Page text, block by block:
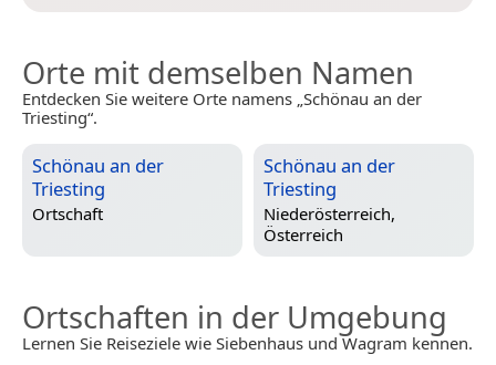
Orte mit demselben Namen
Entdecken Sie weitere Orte namens „Schönau an der
Triesting“.
Schönau an der
Triesting
Ortschaft
Schönau an der
Triesting
Niederösterreich,
Österreich
Ortschaften in der Umgebung
Lernen Sie Reiseziele wie Siebenhaus und Wagram kennen.